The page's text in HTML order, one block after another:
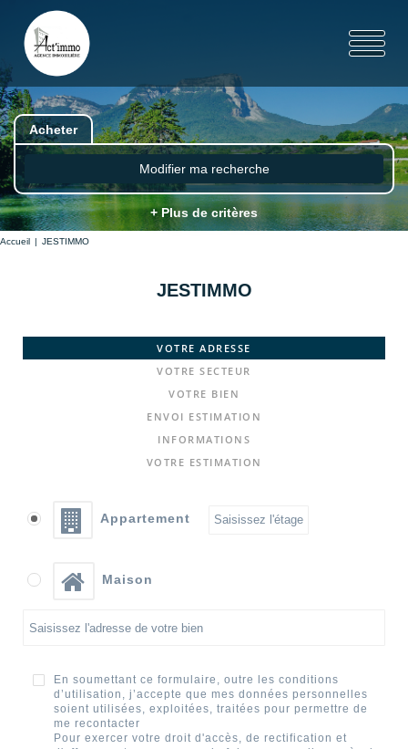
Acheter
Modifier ma recherche
+ Plus de critères
Accueil JESTIMMO
JESTIMMO